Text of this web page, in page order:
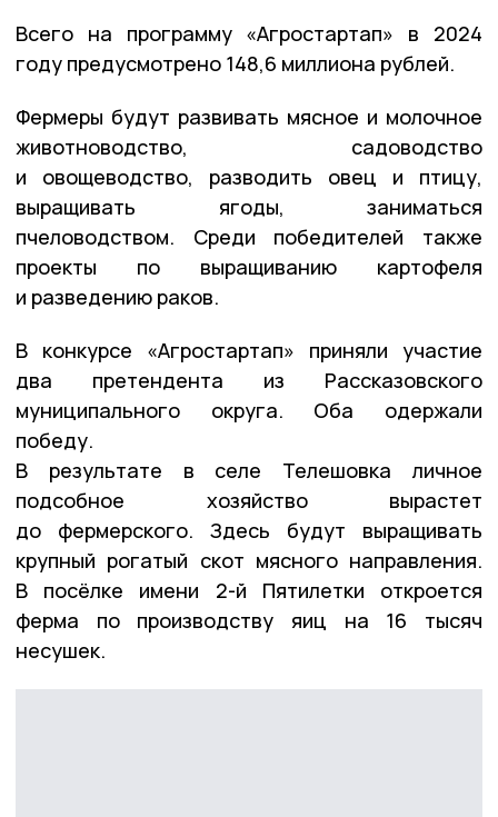
Всего на программу «Агростартап» в 2024
году предусмотрено 148,6 миллиона рублей.
Фермеры будут развивать мясное и молочное
животноводство, садоводство
и овощеводство, разводить овец и птицу,
выращивать ягоды, заниматься
пчеловодством. Среди победителей также
проекты по выращиванию картофеля
и разведению раков.
В конкурсе «Агростартап» приняли участие
два претендента из Рассказовского
муниципального округа. Оба одержали
победу.
В результате в селе Телешовка личное
подсобное хозяйство вырастет
до фермерского. Здесь будут выращивать
крупный рогатый скот мясного направления.
В посёлке имени 2-й Пятилетки откроется
ферма по производству яиц на 16 тысяч
несушек.